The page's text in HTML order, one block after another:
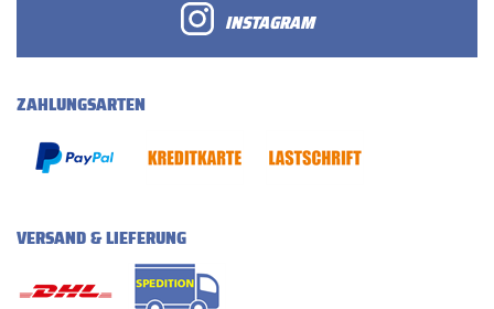
INSTAGRAM
ZAHLUNGSARTEN
VERSAND & LIEFERUNG